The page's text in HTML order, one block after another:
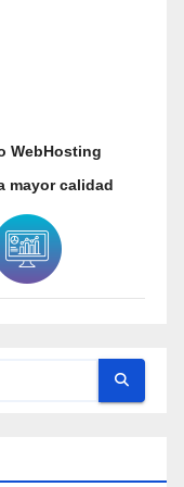
WebHosting
mayor calidad